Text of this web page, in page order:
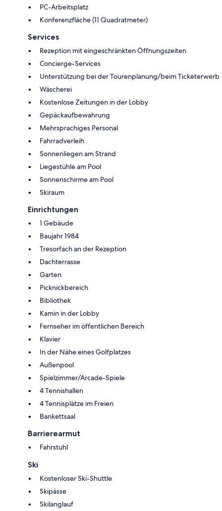
PC-Arbeitsplatz
Konferenzfläche (11 Quadratmeter)
Services
Rezeption mit eingeschränkten Öffnungszeiten
Concierge-Services
Unterstützung bei der Tourenplanung/beim Ticketerwerb
Wäscherei
Kostenlose Zeitungen in der Lobby
Gepäckaufbewahrung
Mehrsprachiges Personal
Fahrradverleih
Sonnenliegen am Strand
Liegestühle am Pool
Sonnenschirme am Pool
Skiraum
Einrichtungen
1 Gebäude
Baujahr 1984
Tresorfach an der Rezeption
Dachterrasse
Garten
Picknickbereich
Bibliothek
Kamin in der Lobby
Fernseher im öffentlichen Bereich
Klavier
In der Nähe eines Golfplatzes
Außenpool
Spielzimmer/Arcade-Spiele
4 Tennishallen
4 Tennisplätze im Freien
Bankettsaal
Barrierearmut
Fahrstuhl
Ski
Kostenloser Ski-Shuttle
Skipässe
Skilanglauf